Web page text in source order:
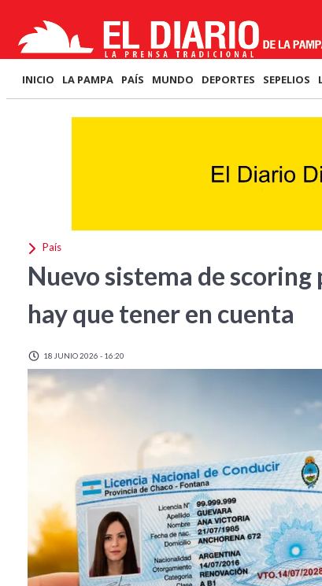
INICIO LA PAMPA PAÍS MUNDO DEPORTES SEPELIOS
País
Nuevo sistema de
hay que tener en cuenta
18 JUNIO 2026 - 16:20